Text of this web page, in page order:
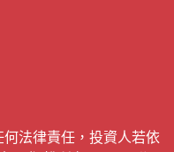
法律責任，投資人若依